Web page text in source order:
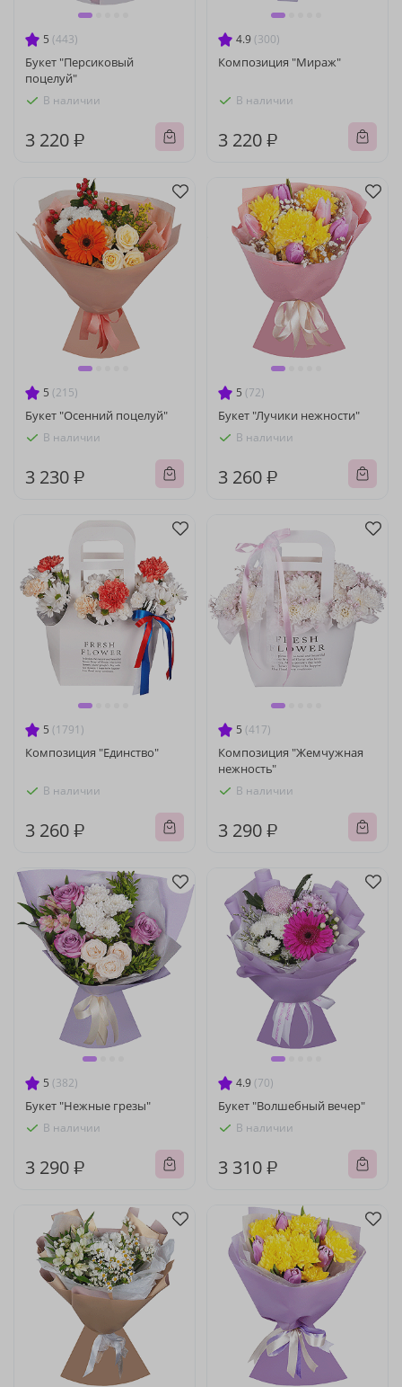
5 (443)
Букет "Персиковый
поцелуй"
В наличии
3 220 ₽
4.9 (300)
Композиция "Мираж"
В наличии
3 220 ₽
5 (215)
Букет "Осенний поцелуй"
В наличии
3 230 ₽
5 (72)
Букет "Лучики нежности"
В наличии
3 260 ₽
5 (1791)
Композиция "Единство"
В наличии
3 260 ₽
5 (417)
Композиция "Жемчужная
нежность"
В наличии
3 290 ₽
5 (382)
Букет "Нежные грезы"
В наличии
3 290 ₽
4.9 (70)
Букет "Волшебный вечер"
В наличии
3 310 ₽